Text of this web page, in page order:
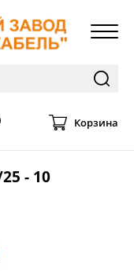
Корзина
- 10